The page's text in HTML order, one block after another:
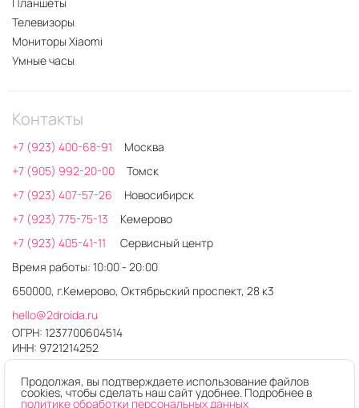
Телевизоры
Мониторы Xiaomi
Умные часы
Контакты
+7 (923) 400-68-91
Москва
+7 (905) 992-20-00
Томск
+7 (923) 407-57-26
Новосибирск
+7 (923) 775-75-13
Кемерово
+7 (923) 405-41-11
Сервисный центр
Время работы: 10:00 - 20:00
650000, г.Кемерово, Октябрьский проспект, 28 к3
hello@2droida.ru
ОГРН: 1237700604514
ИНН: 9721214252
Продолжая, вы подтверждаете использование файлов
cookies, чтобы сделать наш сайт удобнее. Подробнее в
политике обработки персональных данных